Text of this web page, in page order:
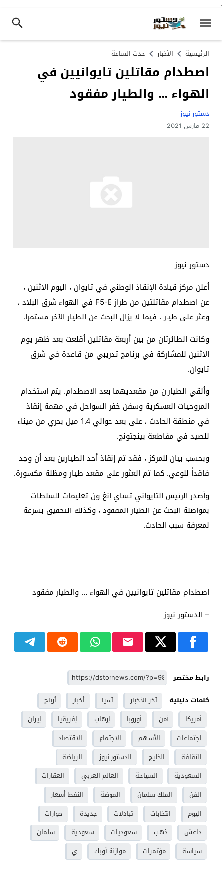
.
الرئيسية الأخبار حدث الساعة
اصطدام مقاتلين تايوانيين في
الهواء … والطيار مفقود
دستور نيوز
22 مارس 2021
دستور نيوز
أعلن مركز قيادة الإنقاذ الوطني في تايوان ، اليوم الاثنين ،
عن اصطدام مقاتلتين من طراز F5-E في الهواء شرق البلاد ،
وعثر على طيار ، فيما لا يزال البحث عن الطيار الآخر مستمرا.
وكانت الطائرتان من بين أربعة مقاتلين أقلعت بعد ظهر يوم
الاثنين للمشاركة في برنامج تدريبي من قاعدة في شرق
تايوان.
وألقي الطياران من مقعديهما بعد الاصطدام. يتم استخدام
المروحيات العسكرية وسفن خفر السواحل في مهمة إنقاذ
في منطقة الحادث ، على بعد حوالي 1.4 ميل بحري من ميناء
للصيد في مقاطعة بينجتونج.
وبحسب بيان للمركز ، فقد تم إنقاذ أحد الطيارين بعد أن وجد
فاقداً للوعي. كما تم العثور على مقعد طيار ومظلة مكسورة.
وأصدر الرئيس التايواني تساي إنغ ون تعليمات للسلطات
بمواصلة البحث عن الطيار المفقود ، وكذلك التحقيق بسرعة
لمعرفة سبب الحادث.
.
اصطدام مقاتلين تايوانيين في الهواء … والطيار مفقود
– الدستور نيوز
رابط مختصر
كلمات دليلية
آخر الأخبار آسيا أخبار
أرباح
أمريكا
أمن أوروبا إرهاب إفريقيا
إيران
اجتماعات
الأسهم الاجتماع
الاقتصاد
الثقافة
الخليج الدستور نيوز
الرياضة
السعودية
السياحة العالم العربي
العقارات
الفن
الملك سلمان الموضة
النفط أسعار
اليوم
انتخابات تبادلات جديدة
حوارات
داعش
ذهب سعوديات سعودية
سلمان
سياسة
مؤتمرات موازنة أوبك ي